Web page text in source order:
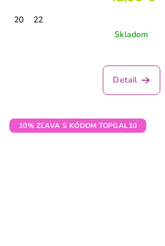
20
22
Skladom
Detail
10% ZĽAVA S KÓDOM TOPGAL10